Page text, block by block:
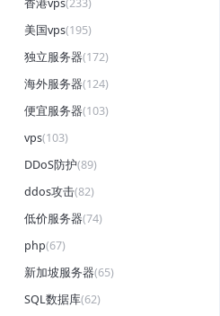
香港vps(233)
美国vps(195)
独立服务器(172)
海外服务器(124)
便宜服务器(103)
vps(103)
DDoS防护(89)
ddos攻击(82)
低价服务器(74)
php(67)
新加坡服务器(65)
SQL数据库(62)